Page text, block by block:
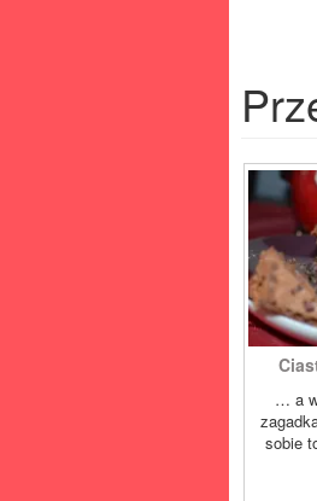
… a
sobie